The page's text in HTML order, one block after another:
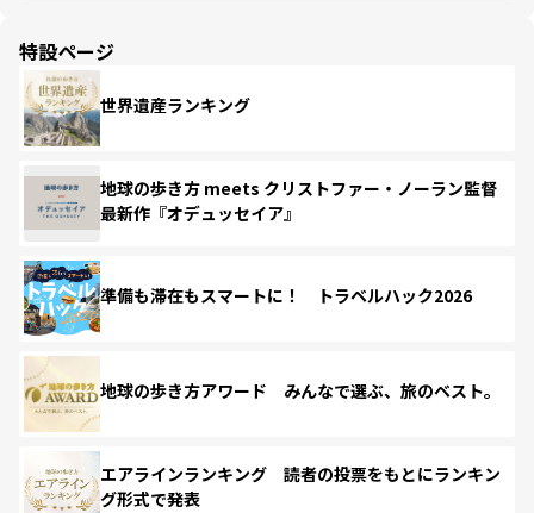
特設ページ
世界遺産ランキング
地球の歩き方 meets クリストファー・ノーラン監督
最新作『オデュッセイア』
準備も滞在もスマートに！ トラベルハック2026
地球の歩き方アワード みんなで選ぶ、旅のベスト。
エアラインランキング 読者の投票をもとにランキン
グ形式で発表